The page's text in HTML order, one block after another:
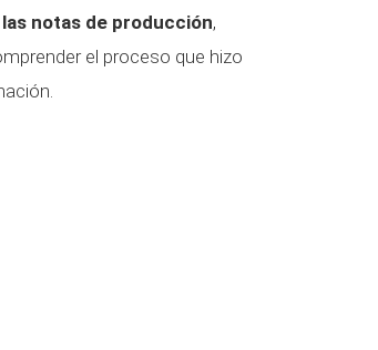
notas de producción,
el proceso que hizo